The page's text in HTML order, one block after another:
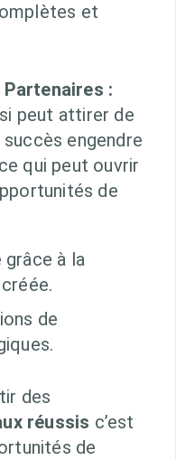
et
:
peut attirer de
engendre
qui peut ouvrir
de
à la
de
des
réussis c’est
de